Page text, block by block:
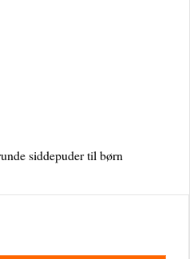
siddepuder til børn